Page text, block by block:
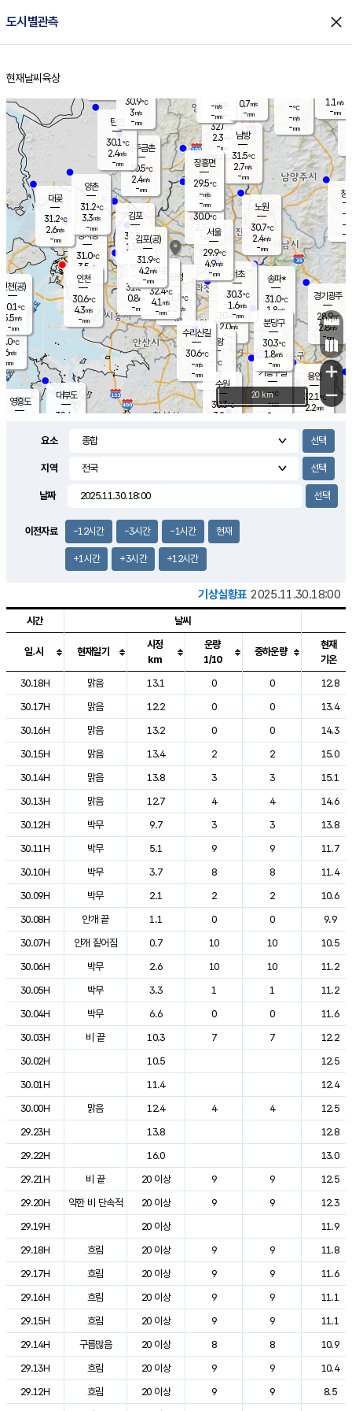
도시별관측 close
홈
현재날씨 육상
의도
℃
m/s
mm
영흥도
양주
32.0℃
2.3
-mm
과천
30.4℃
2.0m/s
- mm
용인
32.1℃
2.2m/s
경기광주
28.9℃
2.8m/s
-mm
3.9m/s
대부도
30.4
경서동
31.0℃
3.5 m/s
-mm
파주금촌
30.5℃
2.4m/s
-mm
-℃
-m/s
-mm
대곶
31.2℃
2.6m/s
-mm
창
-
-m/
-
탄현
30.1℃
2.4m/s
-mm
1.1 m/s
-mm
의왕
- ℃
m/s
mm
김포
30.3℃
1.5 m/s
mm
광명
31.3 ℃
2.2 m/s
-mm
부천
31.0℃
0.8m/s
-mm
양촌
31.2℃
3.3m/s
-mm
구로
32.4℃
4.1 m/s
-mm
은평
30.0℃
2.3 m/s
- mm
노원
30.7℃
2.4m/s
-mm
송파*
31.0℃
1.8m/s
-mm
서초
30.3℃
1.6m/s
-mm
남방
31.5℃
2.7m/s
-mm
기흥구갈
-℃
-m/s
-
수리산길
30.6℃
-m/s
-mm
분당구
30.3℃
1.8m/s
-mm
장흥면
29.5℃
-m/s
-mm
-m/s
-mm
인천(공)
30.1℃
5.5m/s
-mm
김포(공)
31.9℃
4.2m/s
-mm
수원
30.3℃
3.2 m/s
인천
30.6℃
4.3m/s
-mm
서울
29.9℃
4.9m/s
-mm
30.9℃
3m/s
-mm
0.7m/s
-mm
+
−
20 km
요소
지역
날짜
이전자료 -12시간 -3시간 -1시간 현재
+1시간 +3시간 +12시간
기상실황표 2025.11.30.18:00
도시별 기상실황표로 지점, 날씨, 기온, 강수, 바람, 기압등을 안내한 표입
시간 날씨
일.시 현재일기
시정
km
운량
1/10
중하운량
현재
기온
30.18H
맑음 13.1 0 0
12.8
30.17H
맑음 12.2 0 0
13.4
30.16H
맑음 13.2 0 0
14.3
30.15H
맑음 13.4 2 2
15.0
30.14H
맑음 13.8 3 3
15.1
30.13H
맑음 12.7 4 4
14.6
30.12H
박무 9.7 3 3
13.8
30.11H
박무 5.1 9 9
11.7
30.10H
박무 3.7 8 8
11.4
30.09H
박무 2.1 2 2
10.6
30.08H
안개 끝 1.1 0 0
9.9
30.07H
안개 짙어짐 0.7 10 10
10.5
30.06H
박무 2.6 10 10
11.2
30.05H
박무 3.3 1 1
11.2
30.04H
박무 6.6 0 0
11.6
30.03H
비 끝 10.3 7 7
12.2
30.02H
10.5
12.5
30.01H
11.4
12.4
30.00H
맑음 12.4 4 4
12.5
29.23H
13.8
12.8
29.22H
16.0
13.0
29.21H
비 끝 20 이상 9 9
12.5
29.20H
약한 비 단속적 20 이상 9 9
12.3
29.19H
20 이상
11.9
29.18H
흐림 20 이상 9 9
11.8
29.17H
흐림 20 이상 9 9
11.6
29.16H
흐림 20 이상 9 9
11.1
29.15H
흐림 20 이상 9 9
11.1
29.14H
구름많음 20 이상 8 8
10.9
29.13H
흐림 20 이상 9 9
10.4
29.12H
흐림 20 이상 9 9
8.5